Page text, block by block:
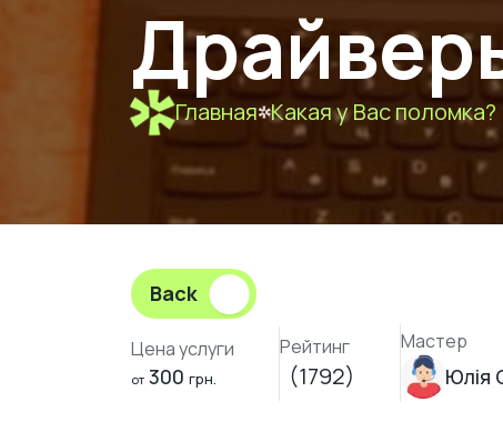
Главная Какая у Вас поломка?
Back
Цена услуги
от 300 грн.
Рейтинг
(1792)
Мастер
Юлія